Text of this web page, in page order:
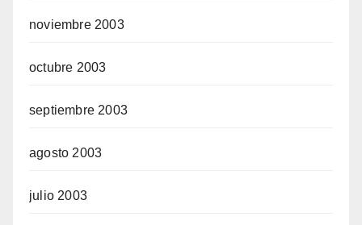
noviembre 2003
octubre 2003
septiembre 2003
agosto 2003
julio 2003